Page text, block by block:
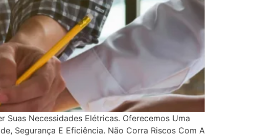
Necessidades Elétricas. Oferecemos Uma
Segurança E Eficiência. Não Corra Riscos Com A